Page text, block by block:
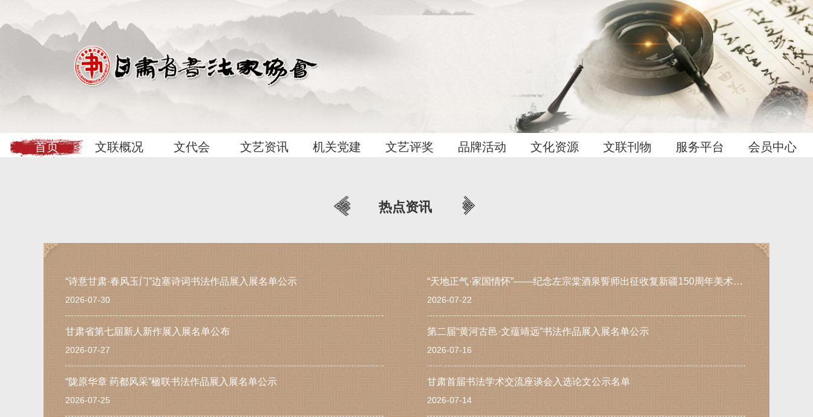
首页 文联概况 文代会 文艺资讯 机关党建 文艺评奖 品牌活动 文化资源 文联刊物 服务平台 会员中心
热点资讯
“诗意甘肃·春风玉门”边塞诗词书法作品展入展名单公示
2026-07-30
甘肃省第七届新人新作展入展名单公布
2026-07-27
“陇原华章 药都风采”楹联书法作品展入展名单公示
2026-07-25
“天地正气·家国情怀”——纪念左宗棠酒泉誓师出征收复新疆150周年美术书法作品展书法作品入展名单公示
2026-07-22
第二届“黄河古邑·文蕴靖远”书法作品展入展名单公示
2026-07-16
甘肃首届书法学术交流座谈会入选论文公示名单
2026-07-14